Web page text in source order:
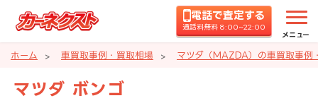
電話で査定する
通話料無料 8:00~22:00
メニュー
ホーム 車買取事例・買取相場 マツダ（MAZDA）の車買取事例
マツダ ボンゴ